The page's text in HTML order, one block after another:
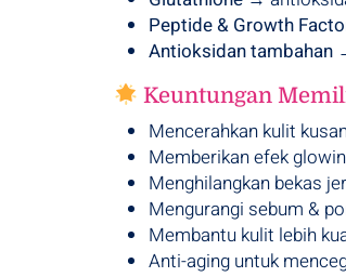
Peptide & Growth
Antioksidan tambahan
Keuntungan
Mencerahkan kulit
Memberikan efek
Menghilangkan bekas
Mengurangi sebum &
Membantu kulit lebih
Anti-aging untuk